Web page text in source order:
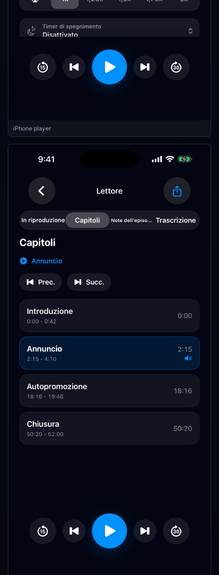
iPhone player